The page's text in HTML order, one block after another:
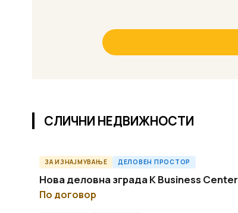
СЛИЧНИ НЕДВИЖНОСТИ
ЗА ИЗНАЈМУВАЊЕ ДЕЛОВЕН ПРОСТОР
Нова деловна зграда K Business Center
По договор